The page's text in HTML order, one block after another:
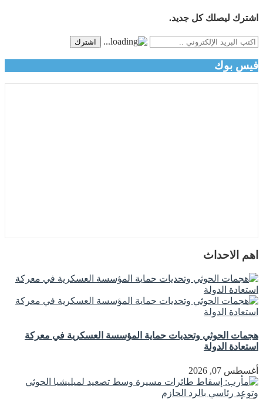
اشترك ليصلك كل جديد.
اشترك
فيس بوك
اهم الاحداث
هجمات الحوثي وتحديات حماية المؤسسة العسكرية في معركة
استعادة الدولة
أغسطس 07, 2026